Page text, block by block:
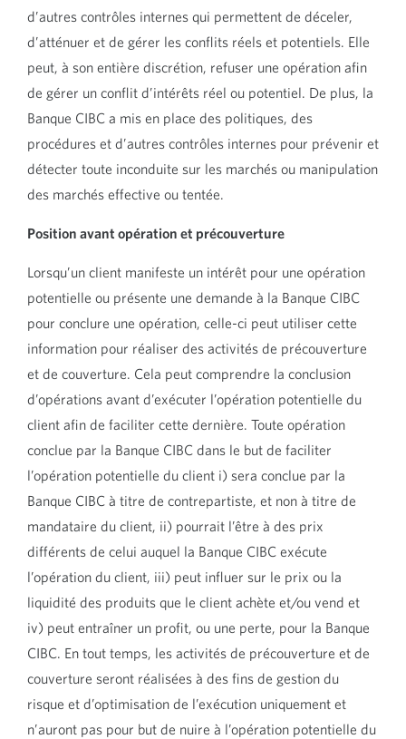
d’autres contrôles internes qui permettent de déceler,
d’atténuer et de gérer les conflits réels et potentiels. Elle
peut, à son entière discrétion, refuser une opération afin
de gérer un conflit d’intérêts réel ou potentiel. De plus, la
Banque CIBC a mis en place des politiques, des
procédures et d’autres contrôles internes pour prévenir et
détecter toute inconduite sur les marchés ou manipulation
des marchés effective ou tentée.
Position avant opération et précouverture
Lorsqu’un client manifeste un intérêt pour une opération
potentielle ou présente une demande à la Banque CIBC
pour conclure une opération, celle-ci peut utiliser cette
information pour réaliser des activités de précouverture
et de couverture. Cela peut comprendre la conclusion
d’opérations avant d’exécuter l’opération potentielle du
client afin de faciliter cette dernière. Toute opération
conclue par la Banque CIBC dans le but de faciliter
l’opération potentielle du client i) sera conclue par la
Banque CIBC à titre de contrepartiste, et non à titre de
mandataire du client, ii) pourrait l’être à des prix
différents de celui auquel la Banque CIBC exécute
l’opération du client, iii) peut influer sur le prix ou la ​
liquidité des produits que le client achète et/ou vend et
iv) peut entraîner un profit, ou une perte, pour la Banque
CIBC. En tout temps, les activités de précouverture et de
couverture seront réalisées à des fins de gestion du
risque et d’optimisation de l’exécution uniquement et
n’auront pas pour but de nuire à l’opération potentielle du